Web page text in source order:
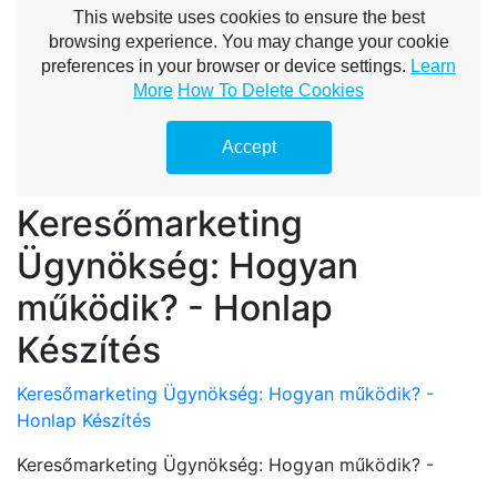
Keresőmarketing
Ügynökség: Hogyan
működik? - Honlap
Készítés
Keresőmarketing Ügynökség: Hogyan működik? -
Honlap Készítés
Keresőmarketing Ügynökség: Hogyan működik? -